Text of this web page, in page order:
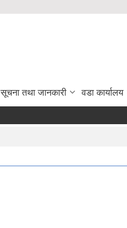
सूचना तथा जानकारी वडा कार्यालय